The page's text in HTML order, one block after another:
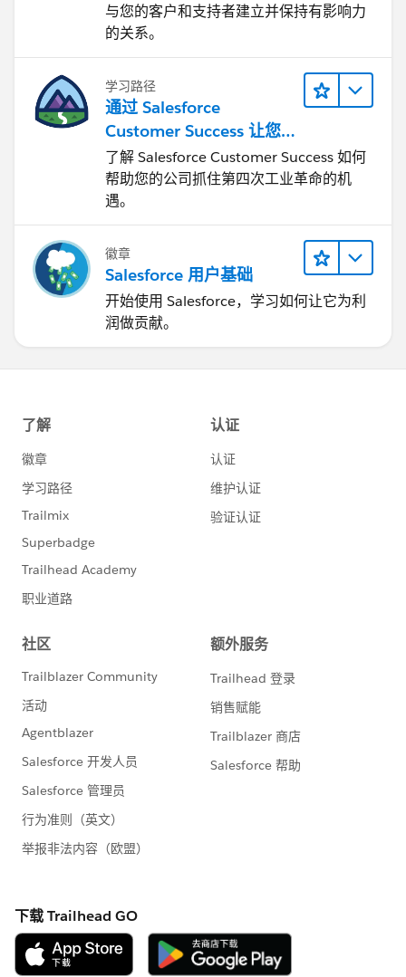
与您的客户和支持者建立并保持有影响力
的关系。
学习路径
通过 Salesforce
Customer Success 让您
的企业实现转型
了解 Salesforce Customer Success 如何
帮助您的公司抓住第四次工业革命的机
遇。
徽章
Salesforce 用户基础
开始使用 Salesforce，学习如何让它为利
润做贡献。